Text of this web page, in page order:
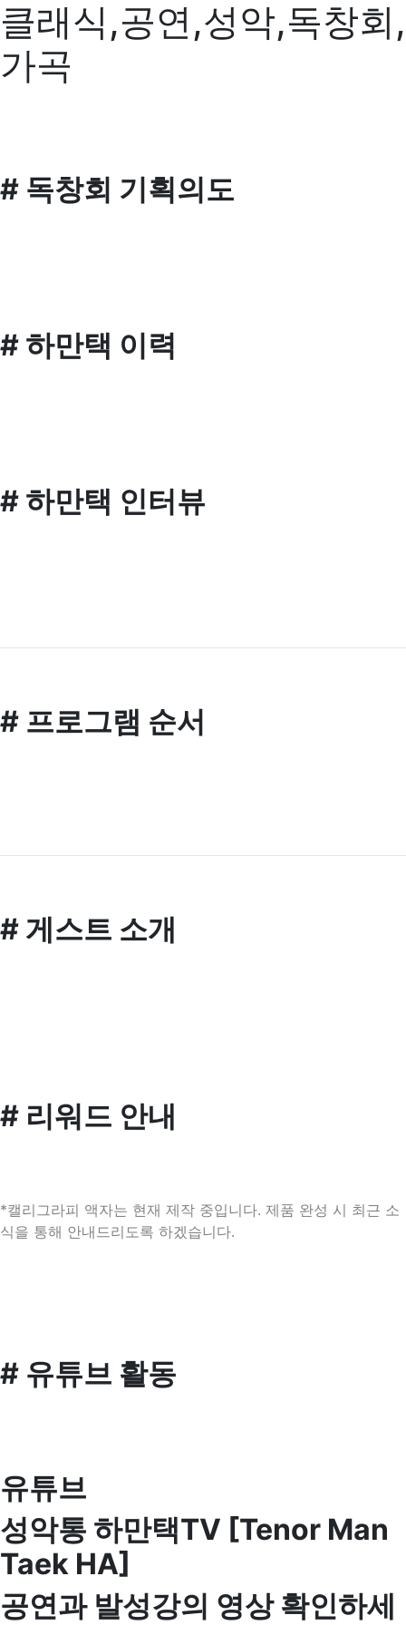
클래식,공연,성악,독창회,
가곡
# 독창회 기획의도
# 하만택 이력
# 하만택 인터뷰
# 프로그램 순서
# 게스트 소개
# 리워드 안내
*캘리그라피 액자는 현재 제작 중입니다. 제품 완성 시 최근 소
식을 통해 안내드리도록 하겠습니다.
# 유튜브 활동
유튜브
성악통 하만택TV [Tenor Man
Taek HA]
공연과 발성강의 영상 확인하세